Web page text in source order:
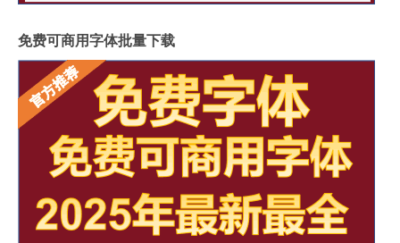
免费可商用字体批量下载